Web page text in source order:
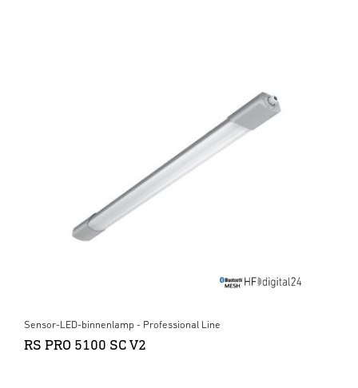
Sensor-LED-binnenlamp - Professional Line
RS PRO 5100 SC V2